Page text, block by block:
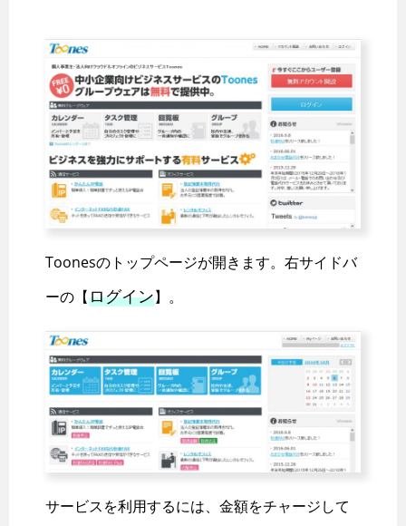
Toonesのトップページが開きます。右サイドバ
ーの【ログイン】。
サービスを利用するには、金額をチャージして